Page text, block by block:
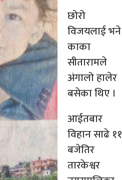
छोरो
विजयलाई भने
काका
सीतारामले
अंगालो हालेर
बसेका थिए ।
आईतबार
विहान साढे ११
बजेतिर
तारकेश्वर